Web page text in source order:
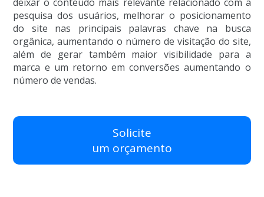
pesquisa dos usuários, melhorar o posicionamento
do site nas principais palavras chave na busca
orgânica, aumentando o número de visitação do site,
além de gerar também maior visibilidade para a
marca e um retorno em conversões aumentando o
número de vendas.
Solicite
um orçamento